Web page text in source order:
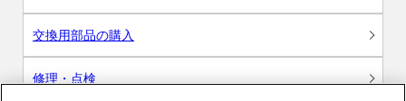
交換用部品の購入
修理・点検